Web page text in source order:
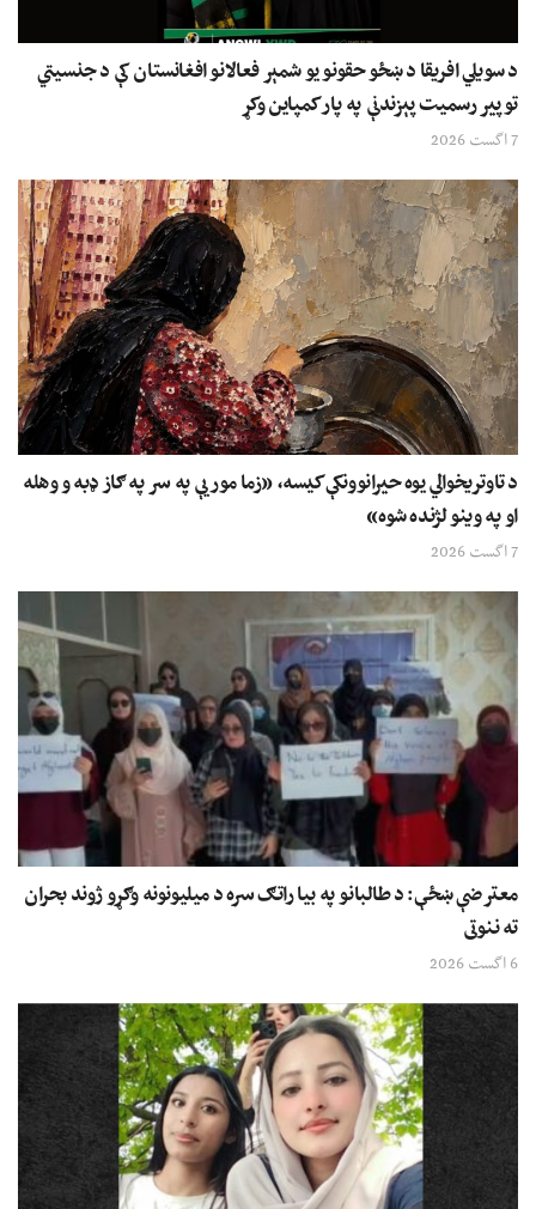
د سویلي افریقا د ښځو حقونو یو شمېر فعالانو افغانستان کې د جنسیتي
توپیر رسمیت پېزندنې په پار کمپاین وکړ
7 اگست 2026
د تاوتریخوالي یوه حیرانوونکې کیسه، «زما مور یې په سر په ګاز ډبه و وهله
او په وینو لژنده شوه»
7 اگست 2026
معترضې ښځې: د طالبانو په بیا راتګ سره د میلیونونه وګړو ژوند بحران
ته ننوتی
6 اگست 2026